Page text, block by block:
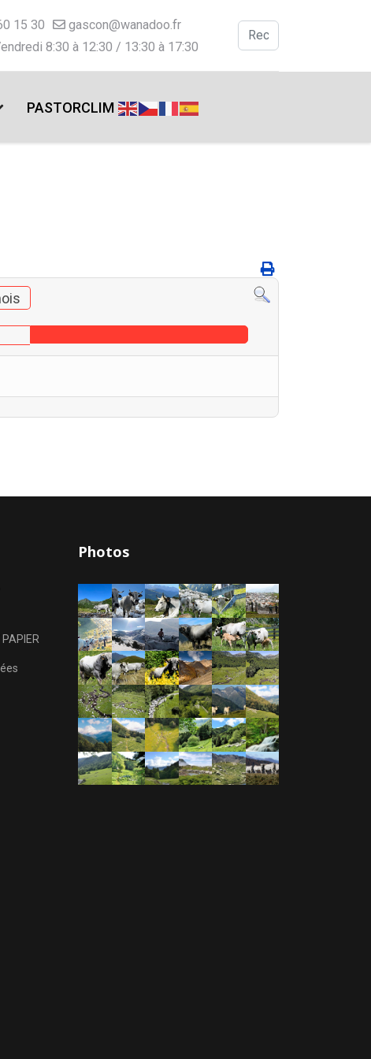
15 30
gascon@wanadoo.fr
8:30 à 12:30 / 13:30 à 17:30
Valider
PASTORCLIM
Photos